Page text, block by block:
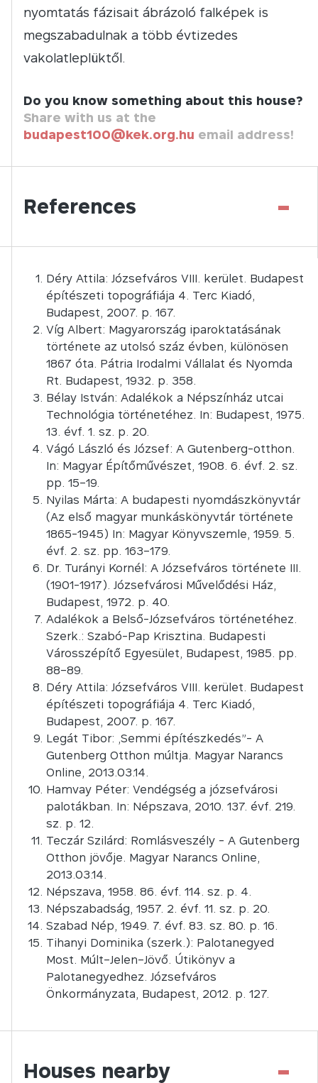
nyomtatás fázisait ábrázoló falképek is
megszabadulnak a több évtizedes
vakolatleplüktől.
Do you know something about this house?
Share with us at the
budapest100@kek.org.hu email address!
References -
Déry Attila: Józsefváros VIII. kerület. Budapest
építészeti topográfiája 4. Terc Kiadó,
Budapest, 2007. p. 167.
Víg Albert: Magyarország iparoktatásának
története az utolsó száz évben, különösen
1867 óta. Pátria Irodalmi Vállalat és Nyomda
Rt. Budapest, 1932. p. 358.
Bélay István: Adalékok a Népszínház utcai
Technológia történetéhez. In: Budapest, 1975.
13. évf. 1. sz. p. 20.
Vágó László és József: A Gutenberg-otthon.
In: Magyar Építőművészet, 1908. 6. évf. 2. sz.
pp. 15–19.
Nyilas Márta: A budapesti nyomdászkönyvtár
(Az első magyar munkáskönyvtár története
1865-1945) In: Magyar Könyvszemle, 1959. 5.
évf. 2. sz. pp. 163–179.
Dr. Turányi Kornél: A Józsefváros története III.
(1901-1917). Józsefvárosi Művelődési Ház,
Budapest, 1972. p. 40.
Adalékok a Belső-Józsefváros történetéhez.
Szerk.: Szabó-Pap Krisztina. Budapesti
Városszépítő Egyesület, Budapest, 1985. pp.
88–89.
Déry Attila: Józsefváros VIII. kerület. Budapest
építészeti topográfiája 4. Terc Kiadó,
Budapest, 2007. p. 167.
Legát Tibor: „Semmi építészkedés”- A
Gutenberg Otthon múltja. Magyar Narancs
Online, 2013.03.14.
Hamvay Péter: Vendégség a józsefvárosi
palotákban. In: Népszava, 2010. 137. évf. 219.
sz. p. 12.
Teczár Szilárd: Romlásveszély - A Gutenberg
Otthon jövője. Magyar Narancs Online,
2013.03.14.
Népszava, 1958. 86. évf. 114. sz. p. 4.
Népszabadság, 1957. 2. évf. 11. sz. p. 20.
Szabad Nép, 1949. 7. évf. 83. sz. 80. p. 16.
Tihanyi Dominika (szerk.): Palotanegyed
Most. Múlt–Jelen–Jövő. Útikönyv a
Palotanegyedhez. Józsefváros
Önkormányzata, Budapest, 2012. p. 127.
Houses nearby -